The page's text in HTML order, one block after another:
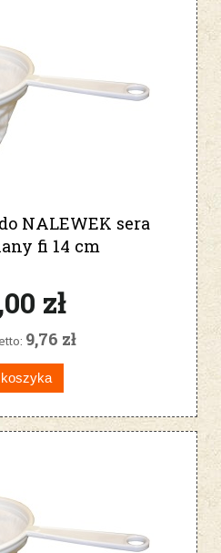
NALEWEK sera
fi 14 cm
zł
9,76 zł